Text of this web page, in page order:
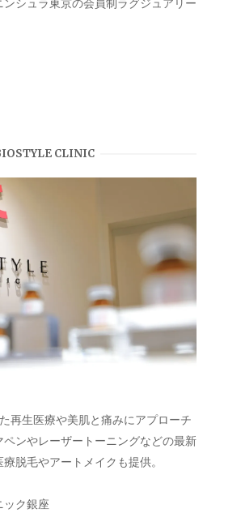
シュラ東京の会員制ラグジュアリー
CLINIC
再生医療や美肌と痛みにアプローチ
ペンやレーザートーニングなどの最新
脱毛やアートメイクも提供。
ック銀座